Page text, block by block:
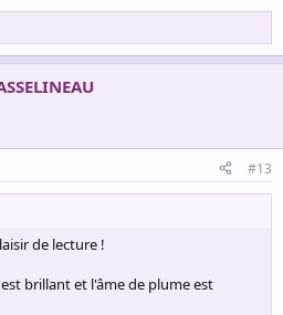
#13
de lecture !
brillant et l'âme de plume est